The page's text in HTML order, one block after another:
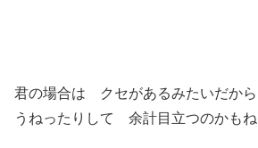
君の場合は クセがあるみたいだから
うねったりして 余計目立つのかもね